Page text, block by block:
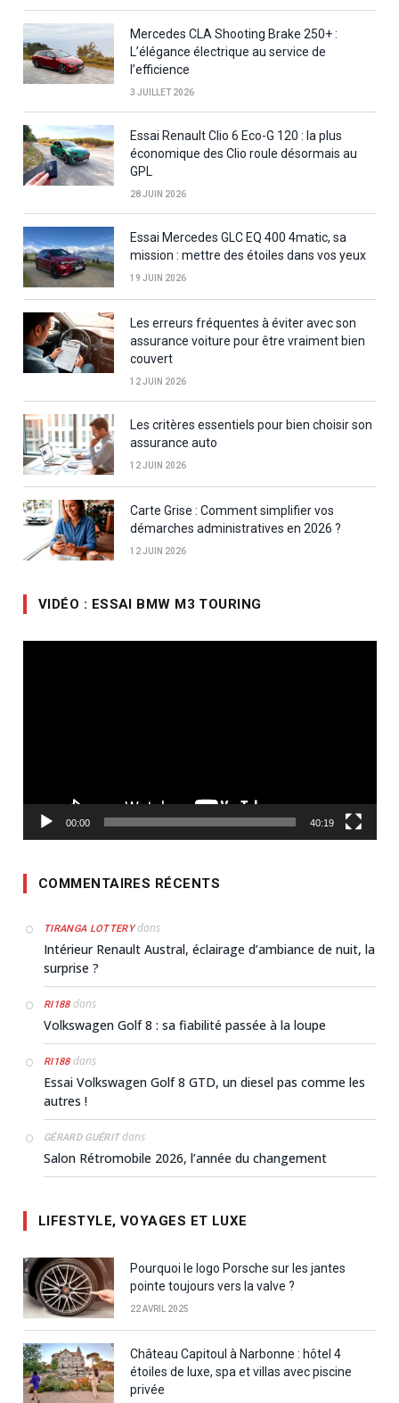
Mercedes CLA Shooting Brake 250+ :
L’élégance électrique au service de
l’efficience
3 JUILLET 2026
Essai Renault Clio 6 Eco-G 120 : la plus
économique des Clio roule désormais au
GPL
28 JUIN 2026
Essai Mercedes GLC EQ 400 4matic, sa
mission : mettre des étoiles dans vos yeux
19 JUIN 2026
Les erreurs fréquentes à éviter avec son
assurance voiture pour être vraiment bien
couvert
12 JUIN 2026
Les critères essentiels pour bien choisir son
assurance auto
12 JUIN 2026
Carte Grise : Comment simplifier vos
démarches administratives en 2026 ?
12 JUIN 2026
VIDÉO : ESSAI BMW M3 TOURING
00:00 40:19
COMMENTAIRES RÉCENTS
TIRANGA LOTTERYdans
Intérieur Renault Austral, éclairage d’ambiance de nuit, la
surprise ?
RI188dans
Volkswagen Golf 8 : sa fiabilité passée à la loupe
RI188dans
Essai Volkswagen Golf 8 GTD, un diesel pas comme les
autres !
GÉRARD GUÉRITdans
Salon Rétromobile 2026, l’année du changement
LIFESTYLE, VOYAGES ET LUXE
Pourquoi le logo Porsche sur les jantes
pointe toujours vers la valve ?
22 AVRIL 2025
Château Capitoul à Narbonne : hôtel 4
étoiles de luxe, spa et villas avec piscine
privée